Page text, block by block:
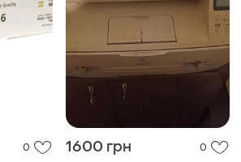
0 1600 грн 0